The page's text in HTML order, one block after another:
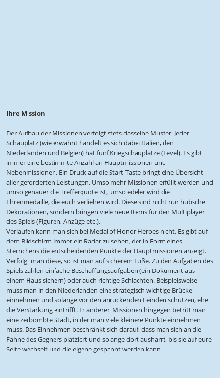
Ihre Mission
Der Aufbau der Missionen verfolgt stets dasselbe Muster. Jeder
Schauplatz (wie erwähnt handelt es sich dabei Italien, den
Niederlanden und Belgien) hat fünf Kriegschauplätze (Level). Es gibt
immer eine bestimmte Anzahl an Hauptmissionen und
Nebenmissionen. Ein Druck auf die Start-Taste bringt eine Übersicht
aller geforderten Leistungen. Umso mehr Missionen erfüllt werden und
umso genauer die Trefferquote ist, umso edeler wird die
Ehrenmedaille, die euch verliehen wird. Diese sind nicht nur hübsche
Dekorationen, sondern bringen viele neue Items für den Multiplayer
des Spiels (Figuren, Anzüge etc.).
Verlaufen kann man sich bei Medal of Honor Heroes nicht. Es gibt auf
dem Bildschirm immer ein Radar zu sehen, der in Form eines
Sternchens die entscheidenden Punkte der Hauptmissionen anzeigt.
Verfolgt man diese, so ist man auf sicherem Fuße. Zu den Aufgaben des
Spiels zählen einfache Beschaffungsaufgaben (ein Dokument aus
einem Haus sichern) oder auch richtige Schlachten. Beispielsweise
muss man in den Niederlanden eine strategisch wichtige Brücke
einnehmen und solange vor den anrückenden Feinden schützen, ehe
die Verstärkung eintrifft. In anderen Missionen hingegen betritt man
eine zerbombte Stadt, in der man viele kleinere Punkte einnehmen
muss. Das Einnehmen beschränkt sich darauf, dass man sich an die
Fahne des Gegners platziert und solange dort ausharrt, bis sie auf eure
Seite wechselt und die eigene gespannt werden kann.